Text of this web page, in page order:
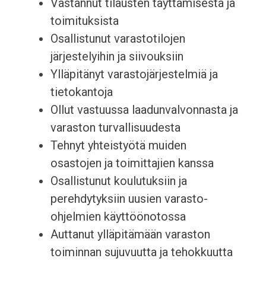
Vastannut tilausten täyttämisestä ja
toimituksista
Osallistunut varastotilojen
järjestelyihin ja siivouksiin
Ylläpitänyt varastojärjestelmiä ja
tietokantoja
Ollut vastuussa laadunvalvonnasta ja
varaston turvallisuudesta
Tehnyt yhteistyötä muiden
osastojen ja toimittajien kanssa
Osallistunut koulutuksiin ja
perehdytyksiin uusien varasto-
ohjelmien käyttöönotossa
Auttanut ylläpitämään varaston
toiminnan sujuvuutta ja tehokkuutta